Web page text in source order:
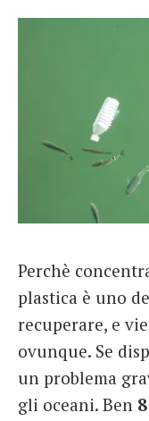
Perchè
plastica è uno
recuperare, e
ovunque. Se
un problema
gli oceani. Ben